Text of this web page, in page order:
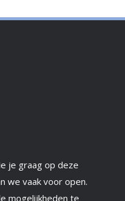
je graag op deze
we vaak voor open.
mogelijkheden te